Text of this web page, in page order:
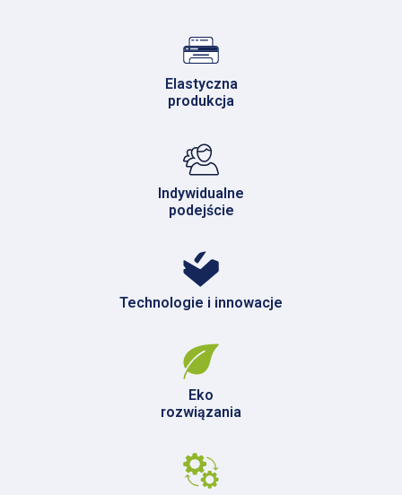
Elastyczna
produkcja
Indywidualne
podejście
Technologie i innowacje
Eko
rozwiązania